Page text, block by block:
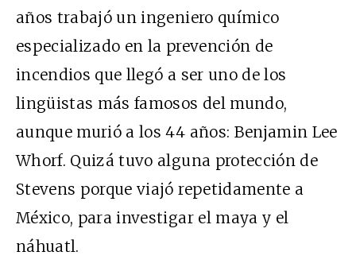
años trabajó un ingeniero químico
especializado en la prevención de
incendios que llegó a ser uno de los
lingüistas más famosos del mundo,
aunque murió a los 44 años: Benjamin Lee
Whorf. Quizá tuvo alguna protección de
Stevens porque viajó repetidamente a
México, para investigar el maya y el
náhuatl.